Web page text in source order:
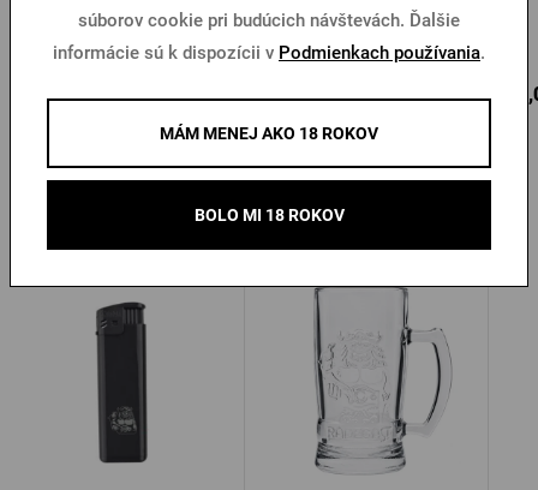
64,08 € Kúpiť 46,19 € Kúpiť
súborov cookie pri budúcich návštevách. Ďalšie
informácie sú k dispozícii v Podmienkach používania.
MÁM MENEJ AKO 18 ROKOV
BOLO MI 18 ROKOV